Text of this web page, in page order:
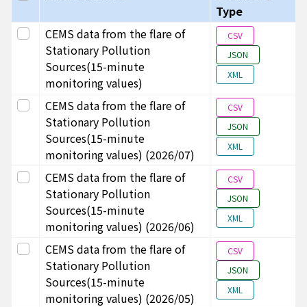
桃園市
H480
3507
台灣中油股份有限公司
煉製事業部桃園煉油廠
雲林縣
P580
5753
長春石化股份有限公司
Type
Select this row
CEMS data from the flare of
Stationary Pollution
Sources(15-minute
monitoring values)
CSV
JSON
XML
Select this row
CEMS data from the flare of
Stationary Pollution
Sources(15-minute
monitoring values) (2026/07)
CSV
JSON
XML
Select this row
CEMS data from the flare of
Stationary Pollution
Sources(15-minute
monitoring values) (2026/06)
CSV
JSON
XML
Select this row
CEMS data from the flare of
Stationary Pollution
Sources(15-minute
monitoring values) (2026/05)
CSV
JSON
XML